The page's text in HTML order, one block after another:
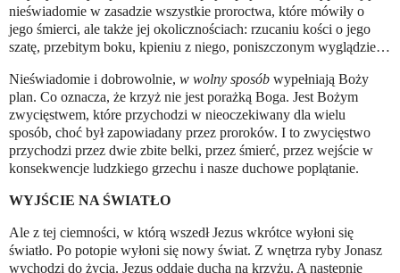
nieświadomie w zasadzie wszystkie proroctwa, które mówiły o
jego śmierci, ale także jej okolicznościach: rzucaniu kości o jego
szatę, przebitym boku, kpieniu z niego, poniszczonym wyglądzie…
Nieświadomie i dobrowolnie, w wolny sposób wypełniają Boży
plan. Co oznacza, że krzyż nie jest porażką Boga. Jest Bożym
zwycięstwem, które przychodzi w nieoczekiwany dla wielu
sposób, choć był zapowiadany przez proroków. I to zwycięstwo
przychodzi przez dwie zbite belki, przez śmierć, przez wejście w
konsekwencje ludzkiego grzechu i nasze duchowe poplątanie.
WYJŚCIE NA ŚWIATŁO
Ale z tej ciemności, w którą wszedł Jezus wkrótce wyłoni się
światło. Po potopie wyłoni się nowy świat. Z wnętrza ryby Jonasz
wychodzi do życia. Jezus oddaje ducha na krzyżu. A następnie